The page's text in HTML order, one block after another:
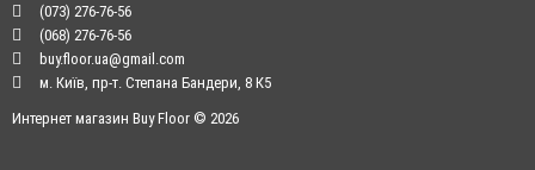
(073) 276-76-56
(068) 276-76-56
buy.floor.ua@gmail.com
м. Київ, пр-т. Степана Бандери, 8 К5
Интернет магазин Buy Floor © 2026